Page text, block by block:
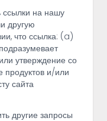
ссылки на нашу
другую
что ссылка: (a)
утверждение со
и/или
сайта
другие запросы